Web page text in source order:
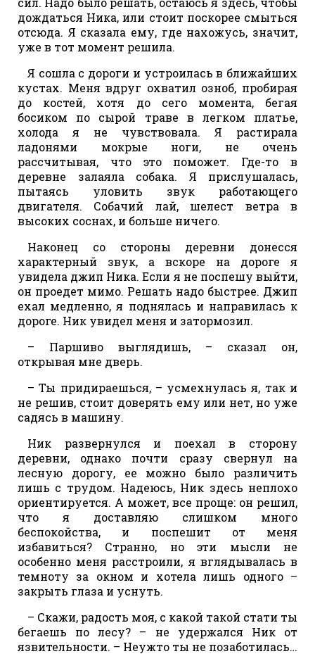
дождаться Ника, или стоит поскорее смыться
отсюда. Я сказала ему, где нахожусь, значит,
уже в тот момент решила.
Я сошла с дороги и устроилась в ближайших
кустах. Меня вдруг охватил озноб, пробирая
до костей, хотя до сего момента, бегая
босиком по сырой траве в легком платье,
холода я не чувствовала. Я растирала
ладонями мокрые ноги, не очень
рассчитывая, что это поможет. Где-то в
деревне залаяла собака. Я прислушалась,
пытаясь уловить звук работающего
двигателя. Собачий лай, шелест ветра в
высоких соснах, и больше ничего.
Наконец со стороны деревни донесся
характерный звук, а вскоре на дороге я
увидела джип Ника. Если я не поспешу выйти,
он проедет мимо. Решать надо быстрее. Джип
ехал медленно, я поднялась и направилась к
дороге. Ник увидел меня и затормозил.
– Паршиво выглядишь, – сказал он,
открывая мне дверь.
– Ты придираешься, – усмехнулась я, так и
не решив, стоит доверять ему или нет, но уже
садясь в машину.
Ник развернулся и поехал в сторону
деревни, однако почти сразу свернул на
лесную дорогу, ее можно было различить
лишь с трудом. Надеюсь, Ник здесь неплохо
ориентируется. А может, все проще: он решил,
что я доставляю слишком много
беспокойства, и поспешит от меня
избавиться? Странно, но эти мысли не
особенно меня расстроили, я вглядывалась в
темноту за окном и хотела лишь одного –
закрыть глаза и уснуть.
– Скажи, радость моя, с какой такой стати ты
бегаешь по лесу? – не удержался Ник от
язвительности. – Неужто ты не позаботилась…